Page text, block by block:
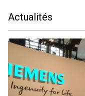
Actualités